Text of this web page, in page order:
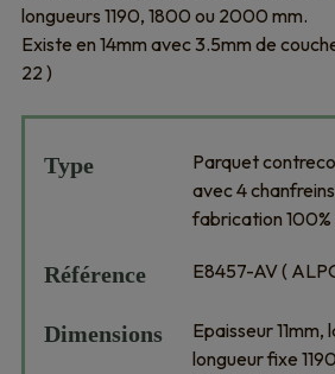
longueurs 1190, 1800 ou 2000 mm.
Existe en 14mm avec 3.5mm de
22 )
Type
Parquet
avec 4
fabrication 100%
Référence E8457-AV (
Dimensions
Epaisseur 11mm,
longueur fixe